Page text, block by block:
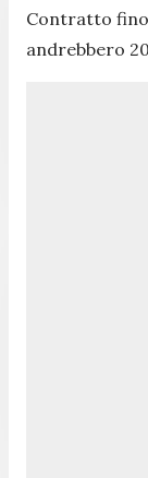
Contratto fino
andrebbero